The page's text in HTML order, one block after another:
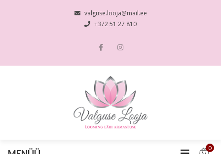
valguse.looja@mail.ee
+372 51 27 810
0